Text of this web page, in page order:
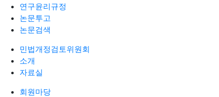
연구윤리규정
논문투고
논문검색
민법개정검토위원회
소개
자료실
회원마당